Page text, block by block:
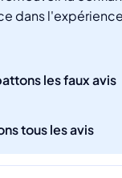
dans
les faux avis
tous les avis